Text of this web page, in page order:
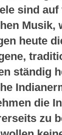
sind
Musik,
heute
ständig
die
zu